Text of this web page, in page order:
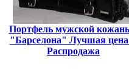
Портфель мужской
"Барселона" Лучшая
Распродажа